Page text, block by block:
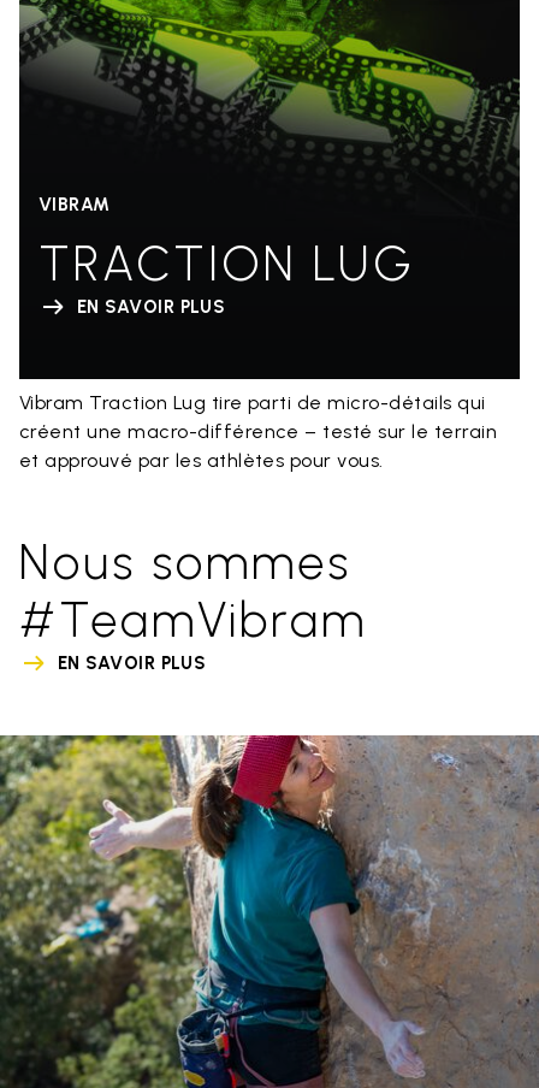
VIBRAM
TRACTION LUG
EN SAVOIR PLUS
Vibram Traction Lug tire parti de micro-détails qui
créent une macro-différence – testé sur le terrain
et approuvé par les athlètes pour vous.
Nous sommes
#TeamVibram
EN SAVOIR PLUS